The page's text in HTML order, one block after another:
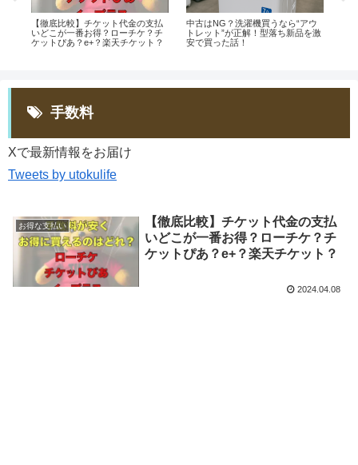
【徹底比較】チケット代金の支払
いどこが一番お得？ローチケ？チ
ケットぴあ？e+？楽天チケット？
中古はNG？洗濯機買うなら“アウ
トレット”が正解！型落ち新品を激
安で買った話！
手数料
Xで最新情報をお届け
Tweets by utokulife
お得な支払い
【徹底比較】チケット代金の支払
いどこが一番お得？ローチケ？チ
ケットぴあ？e+？楽天チケット？
2024.04.08